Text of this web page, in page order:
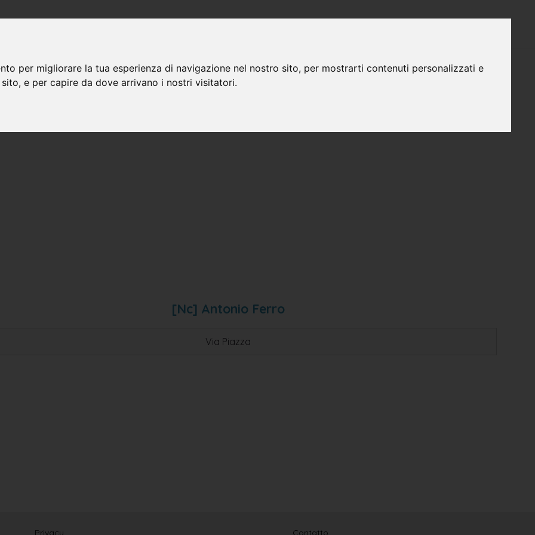
per migliorare la tua esperienza di navigazione nel nostro sito, per mostrarti contenuti personalizzati e
e per capire da dove arrivano i nostri visitatori.
Avvocati a casalsottano
[nc] Antonio Ferro
Via Piazza
Privacy Contatto